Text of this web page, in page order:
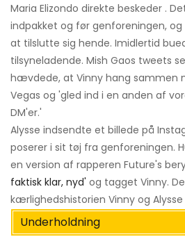
Maria Elizondo direkte beskeder .
indpakket og før genforeningen,
at tilslutte sig hende. Imidlertid
tilsyneladende. Mish Gaos tweets
hævdede, at Vinny hang sammen
Vegas og 'gled ind i en anden af
DM'er.'
Alysse indsendte et billede på
poserer i sit tøj fra genforeningen.
en version af rapperen Future's
faktisk klar, nyd' og tagget Vinny.
kærlighedshistorien Vinny og
Underholdning